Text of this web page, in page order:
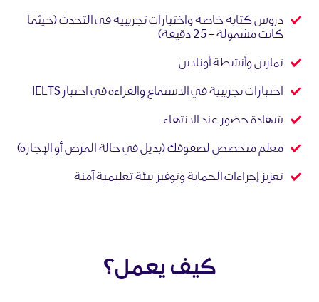
دروس كتابة خاصة واختبارات تجريبية في التحدث (حيثما
كانت مشمولة – 25 دقيقة)
تمارين وأنشطة أونلاين
اختبارات تجريبية في الاستماع والقراءة في اختبار IELTS
شهادة حضور عند الانتهاء
معلم متخصص لصفوفك (بديل في حالة المرض أو الإجازة)
تعزيز إجراءات الحماية وتوفير بيئة تعليمية آمنة
كيف يعمل؟